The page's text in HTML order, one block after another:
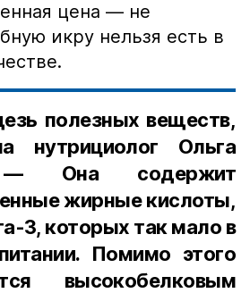
цена — не
икру нельзя есть в
полезных веществ,
нутрициолог Ольга
— Она содержит
жирные кислоты,
3, которых так мало в
Помимо этого
высокобелковым